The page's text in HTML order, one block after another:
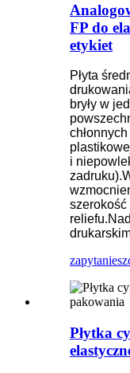
FP do
etykiet
Płyta
bryły w
i
zadruku).
szerokość
reliefu.
zapytanie
Płytka